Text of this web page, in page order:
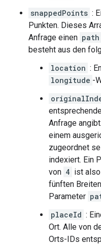
snappedPoints :
Punkten. Dieses
Anfrage einen path
besteht aus den
location :
longitude -
Anfrage
einem
zugeordnet
indexiert. Ein
von 4 ist
fünften
Parameter
placeId :
Ort. Alle von
Orts-IDs